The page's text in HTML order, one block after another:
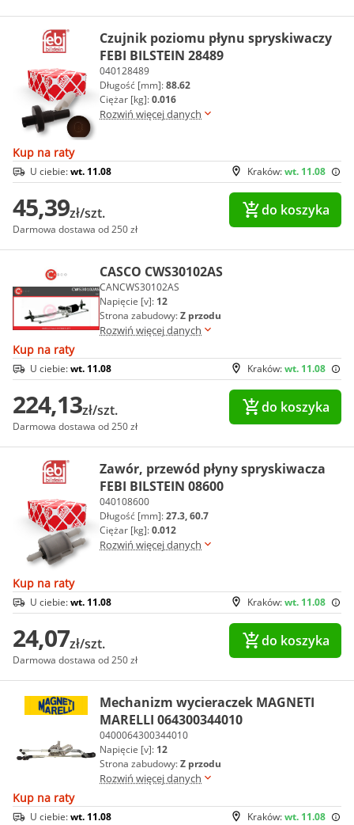
Czujnik poziomu płynu spryskiwaczy
FEBI BILSTEIN 28489
040128489
Długość [mm]:88.62
Ciężar [kg]:0.016
Rozwiń więcej danych
Kup na raty
Kraków:wt. 11.08
U ciebie:wt. 11.08
45,39zł/szt.
Darmowa dostawa od 250 zł
do koszyka
CASCO CWS30102AS
CANCWS30102AS
Napięcie [v]: 12
Strona zabudowy:Z przodu
Rozwiń więcej danych
Kup na raty
Kraków:wt. 11.08
U ciebie:wt. 11.08
224,13zł/szt.
Darmowa dostawa od 250 zł
do koszyka
Zawór, przewód płyny spryskiwacza
FEBI BILSTEIN 08600
040108600
Długość [mm]:27.3, 60.7
Ciężar [kg]:0.012
Rozwiń więcej danych
Kup na raty
Kraków:wt. 11.08
U ciebie:wt. 11.08
24,07zł/szt.
Darmowa dostawa od 250 zł
do koszyka
Mechanizm wycieraczek MAGNETI
MARELLI 064300344010
0400064300344010
Napięcie [v]: 12
Strona zabudowy:Z przodu
Rozwiń więcej danych
Kup na raty
Kraków:wt. 11.08
U ciebie:wt. 11.08